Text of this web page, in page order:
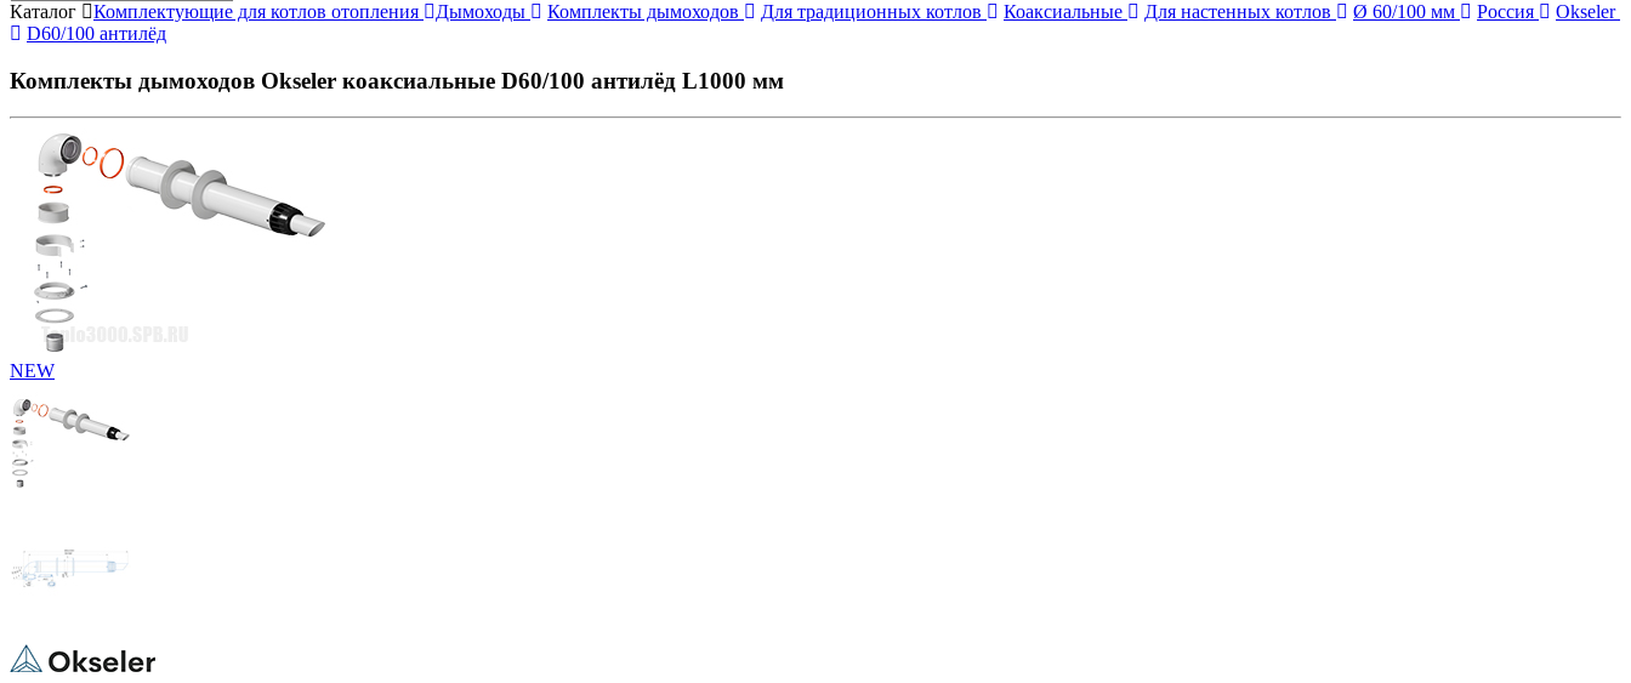
Каталог Комплектующие для котлов отопления Дымоходы Комплекты дымоходов Для традиционных котлов Коаксиальные Для настенных котлов Ø 60/100 мм Россия
Okseler
D60/100 антилёд
Комплекты дымоходов Okseler коаксиальные D60/100 антилёд L1000 мм
NEW